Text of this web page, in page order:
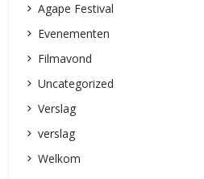
Agape Festival
Evenementen
Filmavond
Uncategorized
Verslag
verslag
Welkom